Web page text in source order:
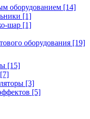
оборудованием [14]
[1]
шар [1]
оборудования [19]
[15]
[7]
[3]
[5]